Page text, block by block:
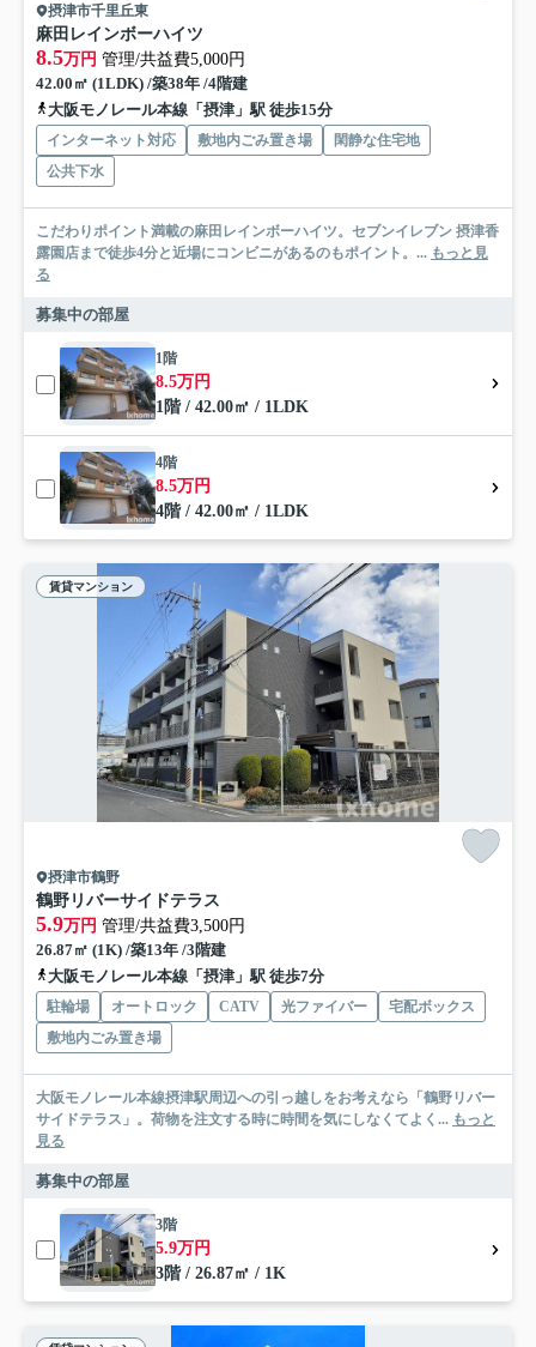
摂津市千里丘東
麻田レインボーハイツ
8.5万円 管理/共益費5,000円
42.00㎡ (1LDK) /築38年 /4階建
大阪モノレール本線「摂津」駅 徒歩15分
インターネット対応 敷地内ごみ置き場
閑静な住宅地
公共下水
こだわりポイント満載の麻田レインボーハイツ。セブンイレブン 摂津香
露園店まで徒歩4分と近場にコンビニがあるのもポイント。... もっと見
る
募集中の部屋
1階
8.5万円
1階 / 42.00㎡ / 1LDK
4階
8.5万円
4階 / 42.00㎡ / 1LDK
賃貸マンション
摂津市鶴野
鶴野リバーサイドテラス
5.9万円 管理/共益費3,500円
26.87㎡ (1K) /築13年 /3階建
大阪モノレール本線「摂津」駅 徒歩7分
駐輪場 オートロック CATV 光ファイバー
宅配ボックス
敷地内ごみ置き場
大阪モノレール本線摂津駅周辺への引っ越しをお考えなら「鶴野リバー
サイドテラス」。荷物を注文する時に時間を気にしなくてよく... もっと
見る
募集中の部屋
3階
5.9万円
3階 / 26.87㎡ / 1K